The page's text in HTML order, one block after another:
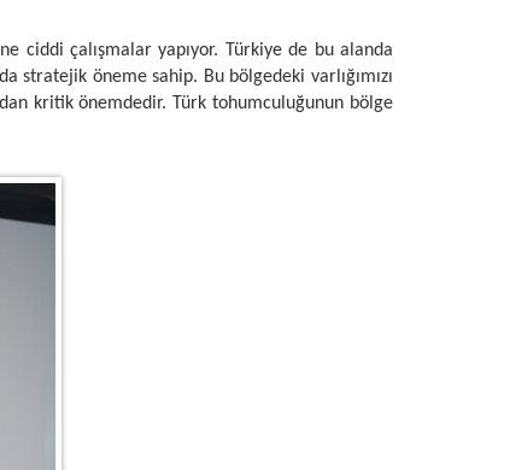
ciddi çalışmalar yapıyor. Türkiye de bu alanda
öneme sahip. Bu bölgedeki varlığımızı
kritik önemdedir. Türk tohumculuğunun bölge